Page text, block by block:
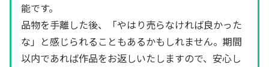
能です。
品物を手離した後、「やはり売らなければ良かった
な」と感じられることもあるかもしれません。期間
以内であれば作品をお返しいたしますので、安心し